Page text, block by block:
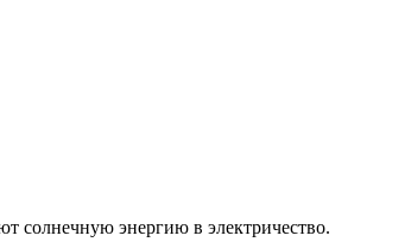
солнечную энергию в электричество.